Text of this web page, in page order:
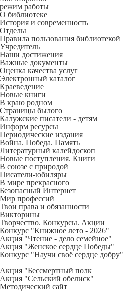
режим работы
О библиотеке
История и современность
Отделы
Правила пользования библиотекой
Учредитель
Наши достижения
Важные документы
Оценка качества услуг
Электронный каталог
Краеведение
Новые книги
В краю родном
Страницы былого
Калужские писатели - детям
Информ ресурсы
Периодические издания
Война. Победа. Память
Литературный калейдоскоп
Новые поступления. Книги
В союзе с природой
Писатели-юбиляры
В мире прекрасного
Безопасный Интернет
Мир профессий
Твои права и обязанности
Викторины
Творчество. Конкурсы. Акции
Конкурс "Книжное лето - 2026"
Акция "Чтение - дело семейное"
Акция "Женское сердце Победы"
Конкурс "Научи своё сердце добру"
Акция "Бессмертный полк
Акция "Сельский обелиск"
Методический сайт